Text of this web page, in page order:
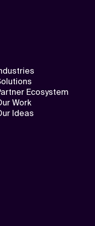
Ecosystem
Work
Ideas